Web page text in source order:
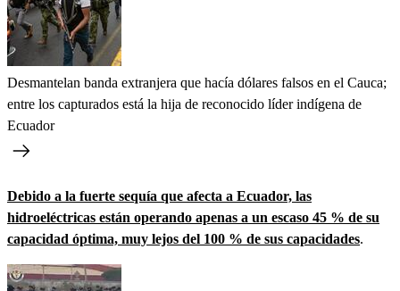
Desmantelan banda extranjera que hacía dólares falsos en el Cauca;
entre los capturados está la hija de reconocido líder indígena de
Ecuador
Debido a la fuerte sequía que afecta a Ecuador, las
hidroeléctricas están operando apenas a un escaso 45 % de su
capacidad óptima, muy lejos del 100 % de sus capacidades.